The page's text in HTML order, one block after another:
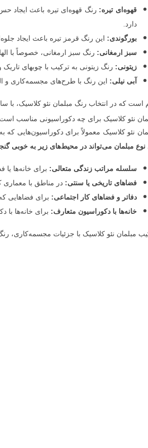
قهوه‌ای تیره: رنگ قهوه‌ای تیره باعث ایجاد
دارد.
بورگوندی: این رنگ قرمز تیره باعث ایجاد
سبز ارمغانی: رنگ سبز ارمغانی، خصوصاً با
زیتونی: رنگ زیتونی به ترکیب با چوبهای
آبی نیلی: این رنگ با طرح‌های مجسمه‌کاری و
است که در انتخاب رنگ مبلمان نئو کلاسیک، با
نئو کلاسیک برای چه دکوراسیونی مناسب
نئو کلاسیک معمولاً برای دکوراسیون‌هایی
نوع مبلمان می‌تواند در محیط‌های زیر به خوبی
سلسله مراتب زندگی متعالی: برای خانه‌ها
فضاهای تاریخی یا سنتی:در مناطق با معماری
دفاتر و فضاهای کار اجتماعی: برای فضاهایی
خانه‌ها با دکوراسیون متعارف: برای خانه‌ها با
مبلمان نئو کلاسیک با جزئیات مجسمه‌کاری،